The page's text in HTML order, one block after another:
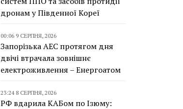
дронам у Південної Кореї
00:06 9 СЕРПНЯ, 2026
Запорізька АЕС протягом дня
двічі втрачала зовнішнє
електроживлення – Енергоатом
23:24 8 СЕРПНЯ, 2026
РФ вдарила КАБом по Ізюму: